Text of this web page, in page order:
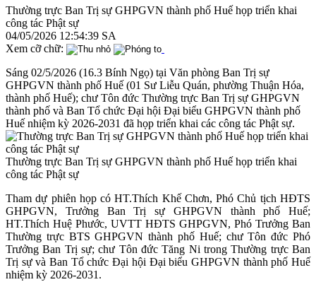
Thường trực Ban Trị sự GHPGVN thành phố Huế họp triển khai
công tác Phật sự
04/05/2026 12:54:39 SA
Xem cỡ chữ:
Sáng 02/5/2026 (16.3 Bính Ngọ) tại Văn phòng Ban Trị sự
GHPGVN thành phố Huế (01 Sư Liễu Quán, phường Thuận Hóa,
thành phố Huế); chư Tôn đức Thường trực Ban Trị sự GHPGVN
thành phố và Ban Tổ chức Đại hội Đại biểu GHPGVN thành phố
Huế nhiệm kỳ 2026-2031 đã họp triển khai các công tác Phật sự.
Thường trực Ban Trị sự GHPGVN thành phố Huế họp triển khai
công tác Phật sự
Tham dự phiên họp có HT.Thích Khế Chơn, Phó Chủ tịch HĐTS
GHPGVN, Trưởng Ban Trị sự GHPGVN thành phố Huế;
HT.Thích Huệ Phước, UVTT HĐTS GHPGVN, Phó Trưởng Ban
Thường trực BTS GHPGVN thành phố Huế; chư Tôn đức Phó
Trưởng Ban Trị sự; chư Tôn đức Tăng Ni trong Thường trực Ban
Trị sự và Ban Tổ chức Đại hội Đại biểu GHPGVN thành phố Huế
nhiệm kỳ 2026-2031.